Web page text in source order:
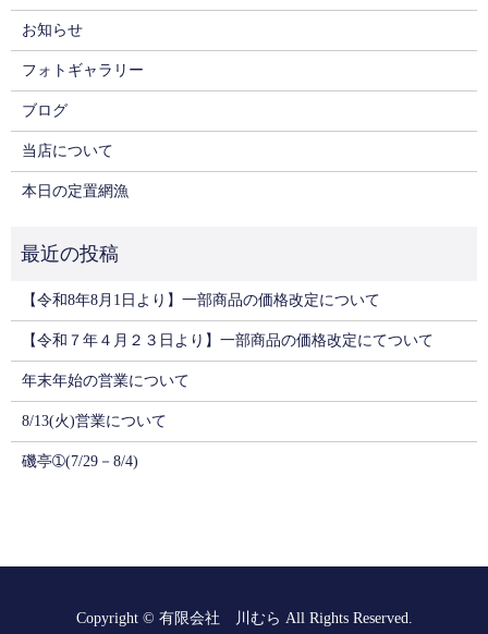
お知らせ
フォトギャラリー
ブログ
当店について
本日の定置網漁
【令和8年8月1日より】一部商品の価格改定について
【令和７年４月２３日より】一部商品の価格改定にてついて
年末年始の営業について
8/13(火)営業について
磯亭➀(7/29－8/4)
Copyright © 有限会社 川むら All Rights Reserved.